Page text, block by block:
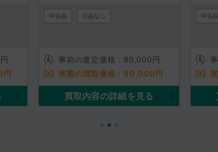
円
円
中古品 欠品なし
事前の査定価格： 90,000 円
実際の買取価格： 90,000 円
買取内容の詳細を見る
中古品